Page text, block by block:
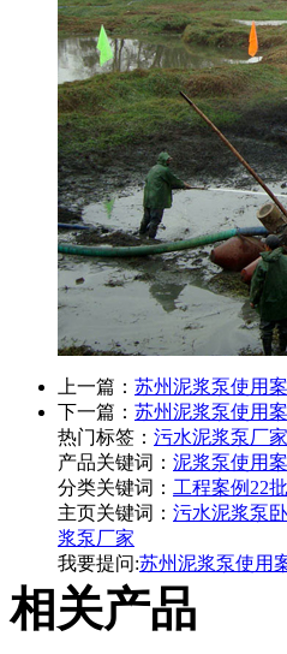
上一篇： 苏州泥浆泵使用
下一篇： 苏州泥浆泵使用
热门标签： 污水泥浆泵厂家
产品关键词： 泥浆泵使用
分类关键词： 工程案例22
主页关键词： 污水泥浆泵
浆泵厂家
我要提问:苏州泥浆泵使用
相关产品